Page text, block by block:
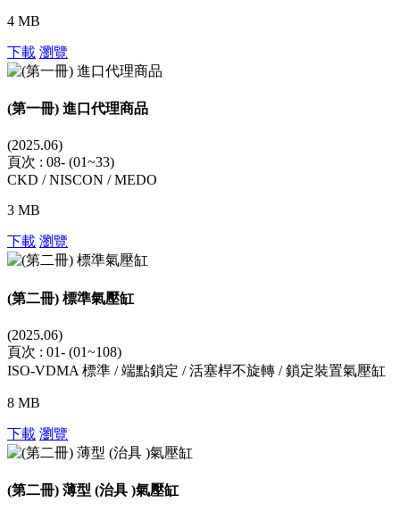
4 MB
下載 瀏覽
(第一冊) 進口代理商品
(2025.06)
頁次 : 08- (01~33)
CKD / NISCON / MEDO
3 MB
下載 瀏覽
(第二冊) 標準氣壓缸
(2025.06)
頁次 : 01- (01~108)
ISO-VDMA 標準 / 端點鎖定 / 活塞桿不旋轉 / 鎖定裝置氣壓缸
8 MB
下載 瀏覽
(第二冊) 薄型 (治具 )氣壓缸